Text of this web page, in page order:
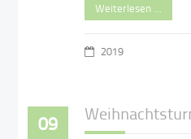
Weiterlesen …
2019
09